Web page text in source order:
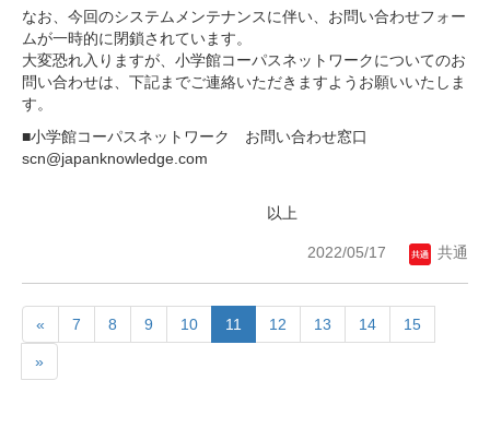
なお、今回のシステムメンテナンスに伴い、お問い合わせフォー
ムが一時的に閉鎖されています。
大変恐れ入りますが、小学館コーパスネットワークについてのお
問い合わせは、下記までご連絡いただきますようお願いいたしま
す。
■小学館コーパスネットワーク お問い合わせ窓口
scn@japanknowledge.com
以上
2022/05/17 共通
« 7 8 9 10 11 12 13 14 15
»